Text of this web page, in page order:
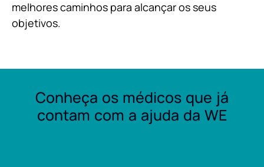
melhores caminhos para alcançar os seus
objetivos.
Conheça os médicos que já
contam com a ajuda da WE